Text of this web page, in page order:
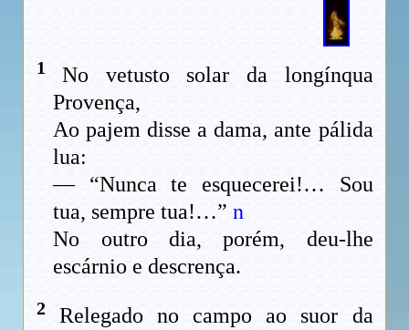
1
No vetusto solar da longínqua
Provença,
Ao pajem disse a dama, ante pálida
lua:
— “Nunca te esquecerei!… Sou
tua, sempre tua!…”n
No outro dia, porém, deu-lhe
escárnio e descrença.
2Relegado no campo ao suor da